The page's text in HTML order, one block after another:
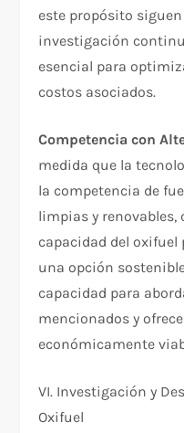
este propósito
investigación
esencial para
costos asociados.
Competencia con
medida que la
la competencia de
limpias y renovables,
capacidad del
una opción
capacidad para
mencionados y
económicamente
VI. Investigación y
Oxifuel